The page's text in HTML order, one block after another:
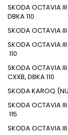
SKODAOCTAVIA
DBKA110
SKODAOCTAVIA
SKODAOCTAVIA
110
SKODAOCTAVIA
CXXB, DBKA110
SKODAKAROQ
SKODAOCTAVIA
115
SKODAOCTAVIA